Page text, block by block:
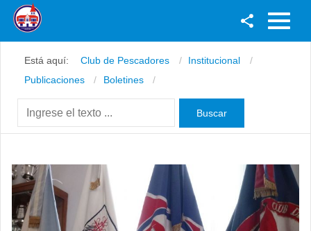
Youtube
Instagram
Está aquí: Club de Pescadores
Institucional
Publicaciones
Boletines